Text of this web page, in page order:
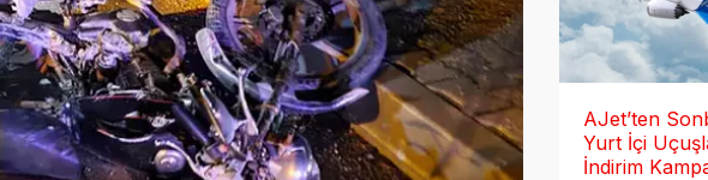
AJet’ten
Yurt İçi
İndirim